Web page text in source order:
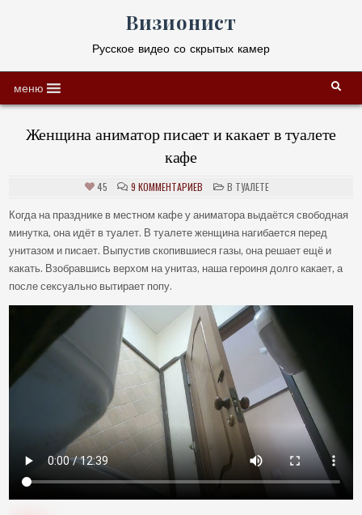
Визионист
Русское видео со скрытых камер
меню
Женщина аниматор писает и какает в туалете
кафе
45 9 КОММЕНТАРИЕВ
ЗАПИСИ
АНИМАТОР
И
В
ТУАЛЕТЕ
КАФЕ
POSTED
IN
В ТУАЛЕТЕ
Когда на празднике в местном кафе у аниматора выдаётся свободная
минутка, она идёт в туалет. В туалете женщина нагибается перед
унитазом и писает. Выпустив скопившиеся газы, она решает ещё и
какать. Взобравшись верхом на унитаз, наша героиня долго какает, а
после сексуально вытирает попу.